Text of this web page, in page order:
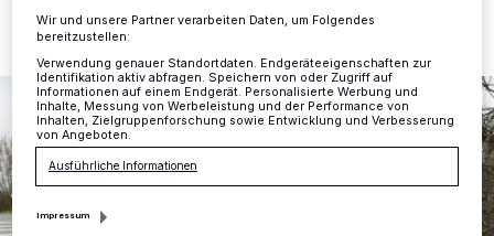
Wir und unsere Partner verarbeiten Daten, um Folgendes
bereitzustellen:
Verwendung genauer Standortdaten. Endgeräteeigenschaften zur
Identifikation aktiv abfragen. Speichern von oder Zugriff auf
Informationen auf einem Endgerät. Personalisierte Werbung und
Inhalte, Messung von Werbeleistung und der Performance von
Inhalten, Zielgruppenforschung sowie Entwicklung und Verbesserung
von Angeboten.
Ausführliche Informationen
Impressum